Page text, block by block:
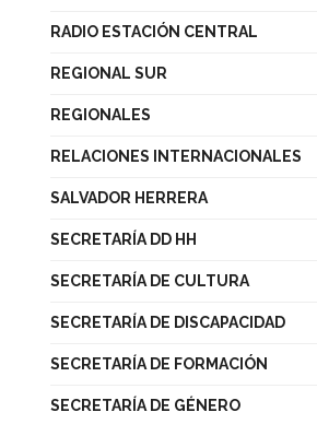
RADIO ESTACIÓN CENTRAL
REGIONAL SUR
REGIONALES
RELACIONES INTERNACIONALES
SALVADOR HERRERA
SECRETARÍA DD HH
SECRETARÍA DE CULTURA
SECRETARÍA DE DISCAPACIDAD
SECRETARÍA DE FORMACIÓN
SECRETARÍA DE GÉNERO